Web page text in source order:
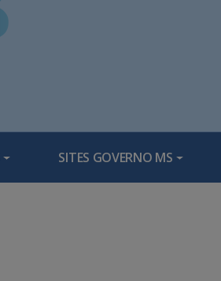
SITES GOVERNO MS